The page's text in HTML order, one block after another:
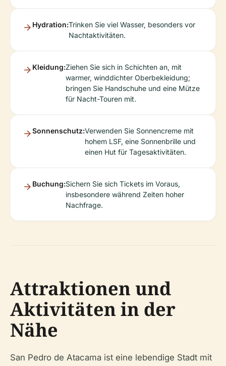
Hydration:Trinken Sie viel Wasser, besonders vor
Nachtaktivitäten.
Kleidung:Ziehen Sie sich in Schichten an, mit
warmer, winddichter Oberbekleidung;
bringen Sie Handschuhe und eine Mütze
für Nacht-Touren mit.
Sonnenschutz:Verwenden Sie Sonnencreme mit
hohem LSF, eine Sonnenbrille und
einen Hut für Tagesaktivitäten.
Buchung:Sichern Sie sich Tickets im Voraus,
insbesondere während Zeiten hoher
Nachfrage.
Attraktionen und
Aktivitäten in der
Nähe
San Pedro de Atacama ist eine lebendige Stadt mit